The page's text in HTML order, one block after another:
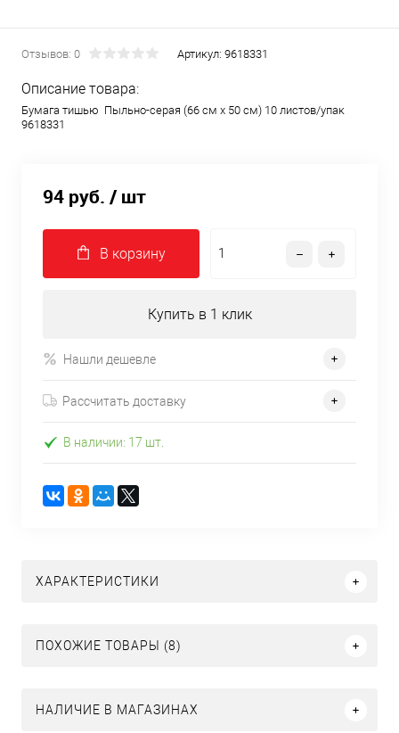
Отзывов: 0 Артикул: 9618331
Описание товара:
Бумага тишью Пыльно-серая (66 см х 50 см) 10 листов/упак
9618331
94 руб. / шт
В корзину
Купить в 1 клик
Нашли дешевле
Рассчитать доставку
В наличии: 17 шт.
ХАРАКТЕРИСТИКИ
ПОХОЖИЕ ТОВАРЫ (8)
НАЛИЧИЕ В МАГАЗИНАХ